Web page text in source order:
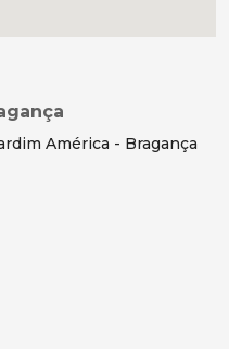
América - Bragança